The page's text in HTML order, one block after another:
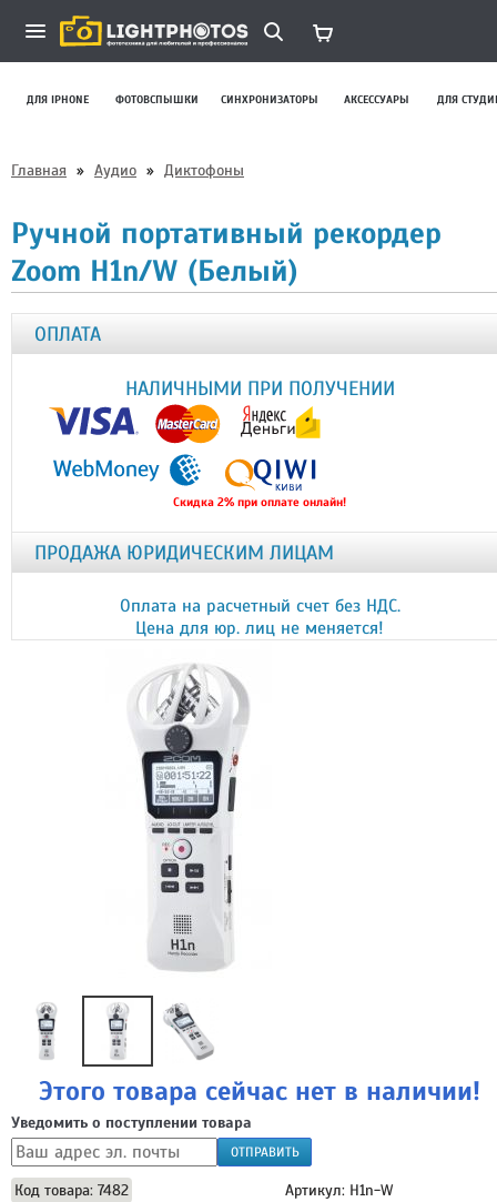
ДЛЯ IPHONE ФОТОВСПЫШКИ СИНХРОНИЗАТОРЫ АКСЕССУАРЫ ДЛЯ
Главная » Аудио » Диктофоны
Ручной портативный рекордер
Zoom H1n/W (Белый)
ОПЛАТА
НАЛИЧНЫМИ ПРИ ПОЛУЧЕНИИ
Скидка 2% при оплате онлайн!
ПРОДАЖА ЮРИДИЧЕСКИМ ЛИЦАМ
Оплата на расчетный счет без НДС.
Цена для юр. лиц не меняется!
Этого товара сейчас нет в наличии!
Уведомить о поступлении товара
ОТПРАВИТЬ
Код товара: 7482
Артикул: H1n-W